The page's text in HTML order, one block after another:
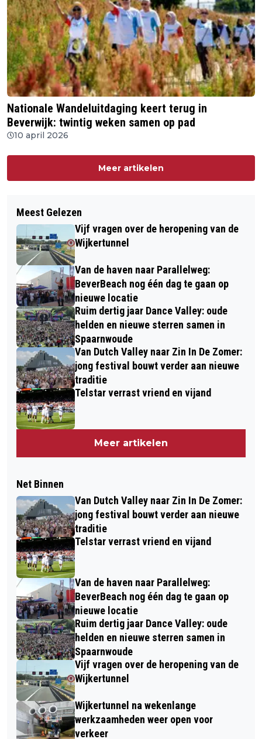
Nationale Wandeluitdaging keert terug in
Beverwijk: twintig weken samen op pad
10 april 2026
Meer artikelen
Meest Gelezen
Vijf vragen over de heropening van de
Wijkertunnel
Van de haven naar Parallelweg:
BeverBeach nog één dag te gaan op
nieuwe locatie
Ruim dertig jaar Dance Valley: oude
helden en nieuwe sterren samen in
Spaarnwoude
Van Dutch Valley naar Zin In De Zomer:
jong festival bouwt verder aan nieuwe
traditie
Telstar verrast vriend en vijand
Meer artikelen
Net Binnen
Van Dutch Valley naar Zin In De Zomer:
jong festival bouwt verder aan nieuwe
traditie
Telstar verrast vriend en vijand
Van de haven naar Parallelweg:
BeverBeach nog één dag te gaan op
nieuwe locatie
Ruim dertig jaar Dance Valley: oude
helden en nieuwe sterren samen in
Spaarnwoude
Vijf vragen over de heropening van de
Wijkertunnel
Wijkertunnel na wekenlange
werkzaamheden weer open voor
verkeer